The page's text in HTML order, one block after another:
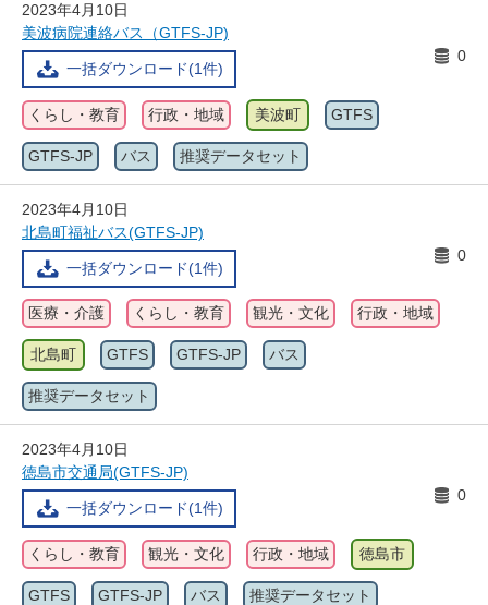
2023年4月10日
美波病院連絡バス（GTFS-JP)
一括ダウンロード(1件)
0
くらし・教育 行政・地域 美波町 GTFS
GTFS-JP バス 推奨データセット
2023年4月10日
北島町福祉バス(GTFS-JP)
一括ダウンロード(1件)
0
医療・介護 くらし・教育 観光・文化 行政・地域
北島町 GTFS GTFS-JP バス
推奨データセット
2023年4月10日
徳島市交通局(GTFS-JP)
一括ダウンロード(1件)
0
くらし・教育 観光・文化 行政・地域 徳島市
GTFS GTFS-JP バス 推奨データセット